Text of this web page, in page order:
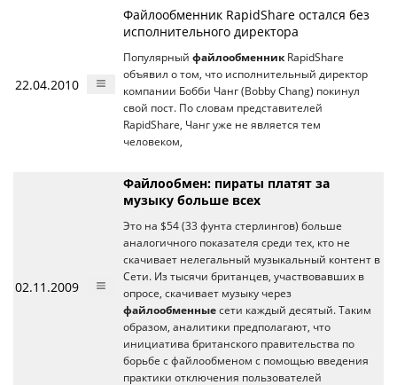
22.04.2010
Файлообменник RapidShare остался без
исполнительного директора
Популярный файлообменник RapidShare
объявил о том, что исполнительный директор
компании Бобби Чанг (Bobby Chang) покинул
свой пост. По словам представителей
RapidShare, Чанг уже не является тем
человеком,
02.11.2009
Файлообмен: пираты платят за
музыку больше всех
Это на $54 (33 фунта стерлингов) больше
аналогичного показателя среди тех, кто не
скачивает нелегальный музыкальный контент в
Сети. Из тысячи британцев, участвовавших в
опросе, скачивает музыку через
файлообменные сети каждый десятый. Таким
образом, аналитики предполагают, что
инициатива британского правительства по
борьбе с файлообменом с помощью введения
практики отключения пользователей